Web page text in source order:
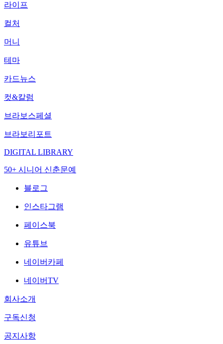
라이프
컬처
머니
테마
카드뉴스
컷&칼럼
브라보스페셜
브라보리포트
DIGITAL LIBRARY
50+ 시니어 신춘문예
블로그
인스타그램
페이스북
유튜브
네이버카페
네이버TV
회사소개
구독신청
공지사항